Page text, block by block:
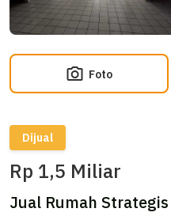
Foto
Dijual
Rp 1,5 Miliar
Jual Rumah